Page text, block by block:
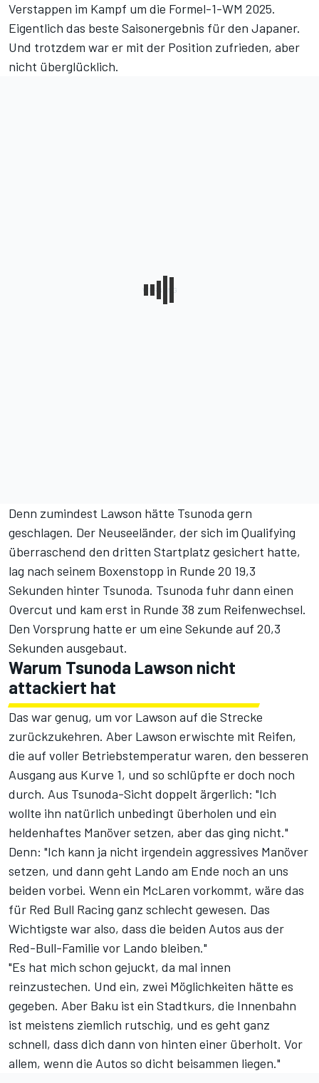
Verstappen im Kampf um die Formel-1-WM 2025.
Eigentlich das beste Saisonergebnis für den Japaner.
Und trotzdem war er mit der Position zufrieden, aber
nicht überglücklich.
Denn zumindest Lawson hätte Tsunoda gern
geschlagen. Der Neuseeländer, der sich im Qualifying
überraschend den dritten Startplatz gesichert hatte,
lag nach seinem Boxenstopp in Runde 20 19,3
Sekunden hinter Tsunoda. Tsunoda fuhr dann einen
Overcut und kam erst in Runde 38 zum Reifenwechsel.
Den Vorsprung hatte er um eine Sekunde auf 20,3
Sekunden ausgebaut.
Warum Tsunoda Lawson nicht
attackiert hat
Das war genug, um vor Lawson auf die Strecke
zurückzukehren. Aber Lawson erwischte mit Reifen,
die auf voller Betriebstemperatur waren, den besseren
Ausgang aus Kurve 1, und so schlüpfte er doch noch
durch. Aus Tsunoda-Sicht doppelt ärgerlich: "Ich
wollte ihn natürlich unbedingt überholen und ein
heldenhaftes Manöver setzen, aber das ging nicht."
Denn: "Ich kann ja nicht irgendein aggressives Manöver
setzen, und dann geht Lando am Ende noch an uns
beiden vorbei. Wenn ein McLaren vorkommt, wäre das
für Red Bull Racing ganz schlecht gewesen. Das
Wichtigste war also, dass die beiden Autos aus der
Red-Bull-Familie vor Lando bleiben."
"Es hat mich schon gejuckt, da mal innen
reinzustechen. Und ein, zwei Möglichkeiten hätte es
gegeben. Aber Baku ist ein Stadtkurs, die Innenbahn
ist meistens ziemlich rutschig, und es geht ganz
schnell, dass dich dann von hinten einer überholt. Vor
allem, wenn die Autos so dicht beisammen liegen."